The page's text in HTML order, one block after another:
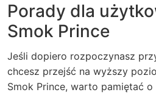
Porady dla
Smok Prince
Jeśli dopiero rozpoczynasz
chcesz przejść na wyższy
Smok Prince, warto pamiętać